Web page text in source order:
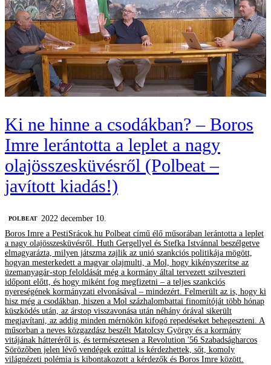
Ki ne hinne a csodákban? – Boros
Imre lerántotta a leplet a nagy
olajösszesküvésről (Polbeat –
javított kiadás!)
‎POLBEAT 2022 december 10.
Boros Imre a PestiSrácok.hu Polbeat című élő műsorában lerántotta a leplet
a nagy olajösszesküvésről. Huth Gergellyel és Stefka Istvánnal beszélgetve
elmagyarázta, milyen játszma zajlik az unió szankciós politikája mögött,
hogyan mesterkedett a magyar olajmulti, a Mol, hogy kikényszerítse az
üzemanyagár-stop feloldását még a kormány által tervezett szilveszteri
időpont előtt, és hogy miként fog megfizetni – a teljes szankciós
nyereségének kormányzati elvonásával – mindezért. Felmerült az is, hogy ki
hisz még a csodákban, hiszen a Mol százhalombattai finomítóját több hónap
küszködés után, az árstop visszavonása után néhány órával sikerült
megjavítani, az addig minden mérnökön kifogó repedéseket behegeszteni. A
műsorban a neves közgazdász beszélt Matolcsy György és a kormány
vitájának hátteréről is, és természetesen a Revolution '56 Szabadságharcos
Sörözőben jelen lévő vendégek ezúttal is kérdezhettek, sőt, komoly
világnézeti polémia is kibontakozott a kérdezők és Boros Imre között.